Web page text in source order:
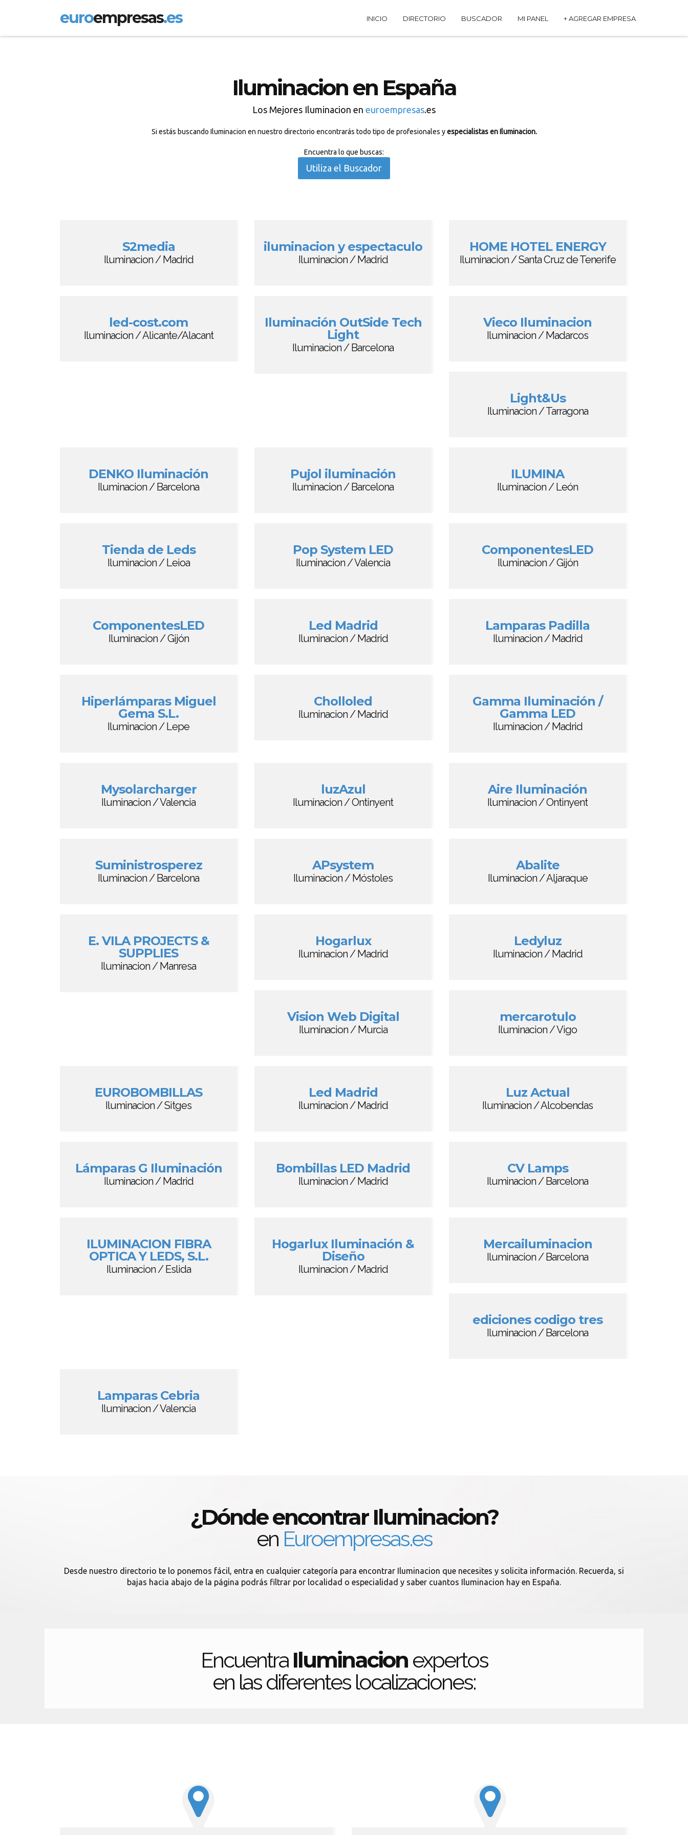
euroempresas.es INICIO DIRECTORIO BUSCADOR MI PANEL + AGREGAR EMPRESA
Iluminacion en España
Los Mejores Iluminacion en euroempresas.es
Si estás buscando Iluminacion en nuestro directorio encontrarás todo tipo de profesionales yespecialistas en Iluminacion.
Encuentra lo que buscas:
Utiliza el Buscador
S2media
Iluminacion / Madrid
iluminacion y espectaculo
Iluminacion / Madrid
HOME HOTEL ENERGY
Iluminacion / Santa Cruz de Tenerife
led-cost.com
Iluminacion / Alicante/Alacant
Iluminación OutSide Tech
Light
Iluminacion / Barcelona
Vieco Iluminacion
Iluminacion / Madarcos
Light&Us
Iluminacion / Tarragona
DENKO Iluminación
Iluminacion / Barcelona
Pujol iluminación
Iluminacion / Barcelona
ILUMINA
Iluminacion / León
Tienda de Leds
Iluminacion / Leioa
Pop System LED
Iluminacion / Valencia
ComponentesLED
Iluminacion / Gijón
ComponentesLED
Iluminacion / Gijón
Led Madrid
Iluminacion / Madrid
Lamparas Padilla
Iluminacion / Madrid
Hiperlámparas Miguel
Gema S.L.
Iluminacion / Lepe
Cholloled
Iluminacion / Madrid
Gamma Iluminación /
Gamma LED
Iluminacion / Madrid
Mysolarcharger
Iluminacion / Valencia
luzAzul
Iluminacion / Ontinyent
Aire Iluminación
Iluminacion / Ontinyent
Suministrosperez
Iluminacion / Barcelona
APsystem
Iluminacion / Móstoles
Abalite
Iluminacion / Aljaraque
E. VILA PROJECTS &
SUPPLIES
Iluminacion / Manresa
Hogarlux
Iluminacion / Madrid
Ledyluz
Iluminacion / Madrid
Vision Web Digital
Iluminacion / Murcia
mercarotulo
Iluminacion / Vigo
EUROBOMBILLAS
Iluminacion / Sitges
Led Madrid
Iluminacion / Madrid
Luz Actual
Iluminacion / Alcobendas
Lámparas G Iluminación
Iluminacion / Madrid
Bombillas LED Madrid
Iluminacion / Madrid
CV Lamps
Iluminacion / Barcelona
ILUMINACION FIBRA
OPTICA Y LEDS, S.L.
Iluminacion / Eslida
Hogarlux Iluminación &
Diseño
Iluminacion / Madrid
Mercailuminacion
Iluminacion / Barcelona
ediciones codigo tres
Iluminacion / Barcelona
Lamparas Cebria
Iluminacion / Valencia
¿Dónde encontrar Iluminacion?
en Euroempresas.es
Desde nuestro directorio te lo ponemos fácil, entra en cualquier categoría para encontrar Iluminacion que necesites y solicita información. Recuerda, si
bajas hacia abajo de la página podrás filtrar por localidad o especialidad y saber cuantos Iluminacion hay en España.
Encuentra Iluminacionexpertos
en las diferentes localizaciones: